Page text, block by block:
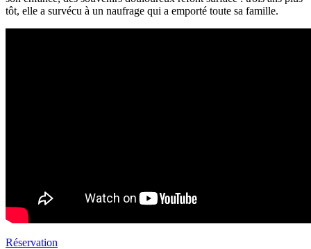
tôt, elle a survécu à un naufrage qui a emporté toute sa famille.
Réservation